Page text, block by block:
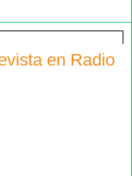
en Radio